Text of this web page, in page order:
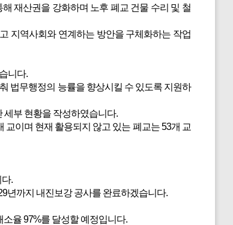
재산권을 강화하며 노후 폐교 건물 수리 및 철
지역사회와 연계하는 방안을 구체화하는 작업
니다.
법무행정의 능률을 향상시킬 수 있도록 지원하
세부 현황을 작성하였습니다.
교이며 현재 활용되지 않고 있는 폐교는 53개 교
.
년까지 내진보강 공사를 완료하겠습니다.
율 97%를 달성할 예정입니다.